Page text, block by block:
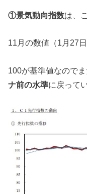
①景気動向指数は、
11月の数値（1月27
100が基準値なので
ナ前の水準に戻って